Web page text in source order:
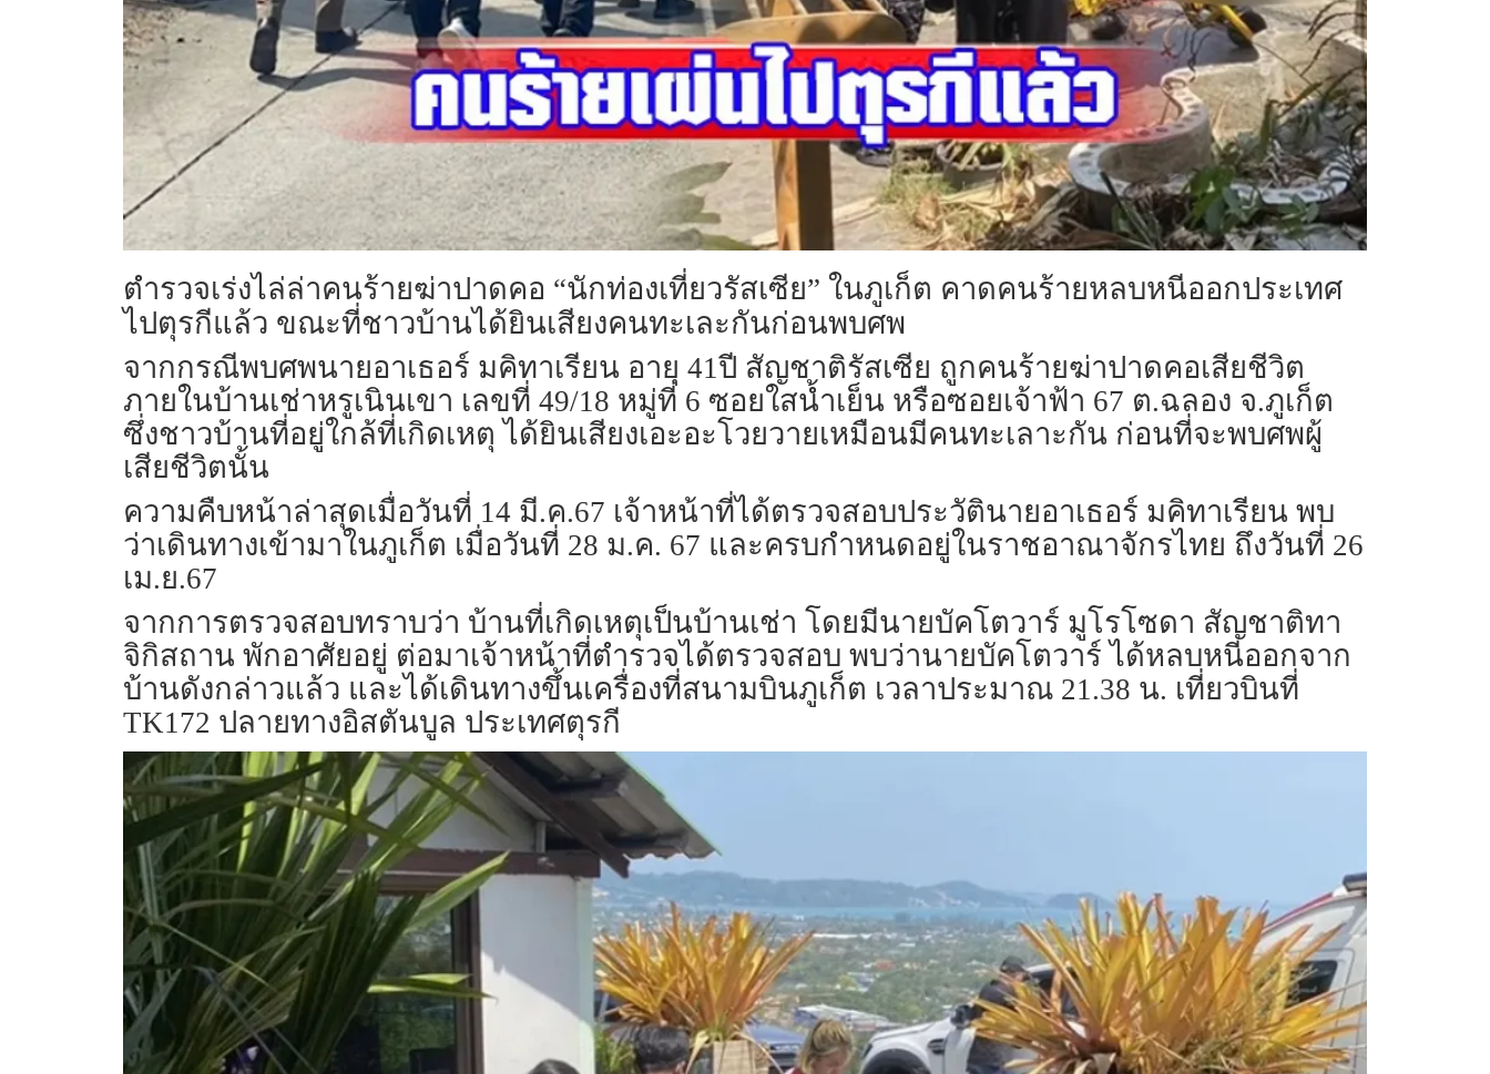
ตำรวจเร่งไล่ล่าคนร้ายฆ่าปาดคอ “นักท่องเที่ยวรัสเซีย” ในภูเก็ต คาดคนร้ายหลบหนีออกประเทศ
ไปตุรกีแล้ว ขณะที่ชาวบ้านได้ยินเสียงคนทะเละกันก่อนพบศพ
จากกรณีพบศพนายอาเธอร์ มคิทาเรียน อายุ 41ปี สัญชาติรัสเซีย ถูกคนร้ายฆ่าปาดคอเสียชีวิต
ภายในบ้านเช่าหรูเนินเขา เลขที่ 49/18 หมู่ที่ 6 ซอยใสน้ำเย็น หรือซอยเจ้าฟ้า 67 ต.ฉลอง จ.ภูเก็ต
ซึ่งชาวบ้านที่อยู่ใกล้ที่เกิดเหตุ ได้ยินเสียงเอะอะโวยวายเหมือนมีคนทะเลาะกัน ก่อนที่จะพบศพผู้
เสียชีวิตนั้น
ความคืบหน้าล่าสุดเมื่อวันที่ 14 มี.ค.67 เจ้าหน้าที่ได้ตรวจสอบประวัตินายอาเธอร์ มคิทาเรียน พบ
ว่าเดินทางเข้ามาในภูเก็ต เมื่อวันที่ 28 ม.ค. 67 และครบกำหนดอยู่ในราชอาณาจักรไทย ถึงวันที่ 26
เม.ย.67
จากการตรวจสอบทราบว่า บ้านที่เกิดเหตุเป็นบ้านเช่า โดยมีนายบัคโตวาร์ มูโรโซดา สัญชาติทา
จิกิสถาน พักอาศัยอยู่ ต่อมาเจ้าหน้าที่ตำรวจได้ตรวจสอบ พบว่านายบัคโตวาร์ ได้หลบหนีออกจาก
บ้านดังกล่าวแล้ว และได้เดินทางขึ้นเครื่องที่สนามบินภูเก็ต เวลาประมาณ 21.38 น. เที่ยวบินที่
TK172 ปลายทางอิสตันบูล ประเทศตุรกี